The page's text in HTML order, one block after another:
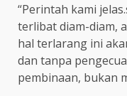
“Perintah kami
terlibat diam-diam,
hal terlarang ini
dan tanpa
pembinaan, bukan